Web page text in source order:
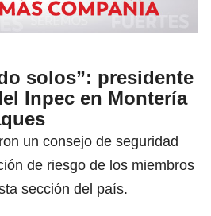
solos”: presidente
Inpec en Montería
un consejo de seguridad
de riesgo de los miembros
sección del país.